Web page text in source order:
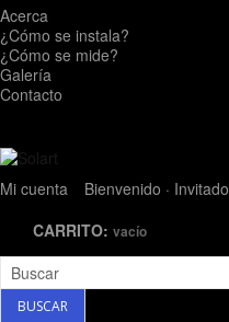
Acerca
¿Cómo se instala?
¿Cómo se mide?
Galería
Contacto
Mi cuenta Bienvenido · Invitado
CARRITO: vacío